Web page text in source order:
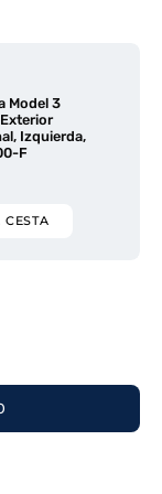
Model 3
Izquierda,
F